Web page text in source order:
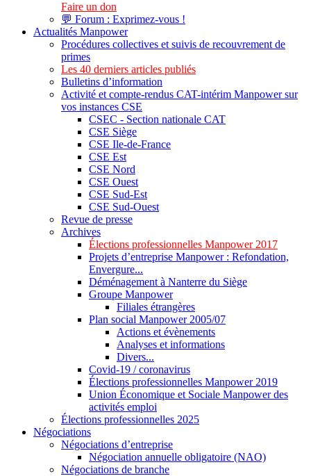
Faire un don
💬 Forum : Exprimez-vous !
Actualités Manpower
Procédures collectives et suivis de recouvrement de
primes
Les 40 derniers articles publiés
Bulletins d’information
Activité et compte-rendus CAT-intérim Manpower sur
vos instances CSE
CSEC - Section nationale CAT
CSE Siège
CSE Ile-de-France
CSE Est
CSE Nord
CSE Ouest
CSE Sud-Est
CSE Sud-Ouest
Revue de presse
Archives
Élections professionnelles Manpower 2017
Projets d’entreprise Manpower : Refondation,
Envergure...
Déménagement à Nanterre du Siège
Groupe Manpower
Filiales étrangères
Plan social Manpower 2005/07
Actions et évènements
Analyses et informations
Divers...
Covid-19 / coronavirus
Élections professionnelles Manpower 2019
Union Économique et Sociale Manpower des
activités emploi
Élections professionnelles 2025
Négociations
Négociations d’entreprise
Négociation annuelle obligatoire (NAO)
Négociations de branche